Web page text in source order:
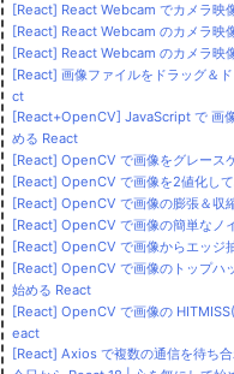
[React] React Webcam でカメラ映
[React] React Webcam のカメラ映
[React] React Webcam のカメラ映
[React] 画像ファイルをドラッグ＆
ct
[React+OpenCV] JavaScript で 画
める React
[React] OpenCV で画像をグレース
[React] OpenCV で画像を2値化し
[React] OpenCV で画像の膨張＆収
[React] OpenCV で画像の簡単なノ
[React] OpenCV で画像からエッジ
[React] OpenCV で画像のトップハ
始める React
[React] OpenCV で画像の
eact
[React] Axios で複数の通信を待ち